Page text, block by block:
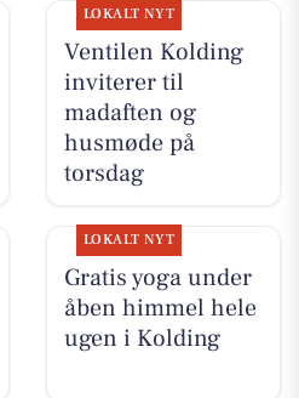
LOKALT NYT
Ventilen Kolding
inviterer til
madaften og
husmøde på
torsdag
LOKALT NYT
Gratis yoga under
åben himmel hele
ugen i Kolding